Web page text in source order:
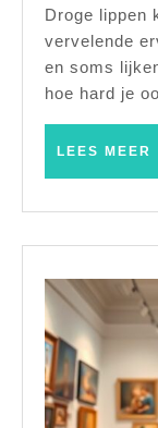
Droge lippen kunnen echt een pijnlijke en
vervelende
en soms
hoe hard je
LEES MEER